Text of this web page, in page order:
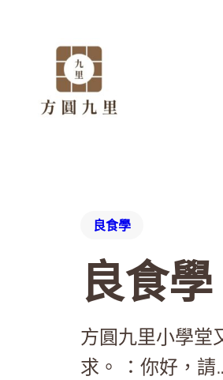
良食學
良食
方圓九里小學堂
求。 ：你好，請